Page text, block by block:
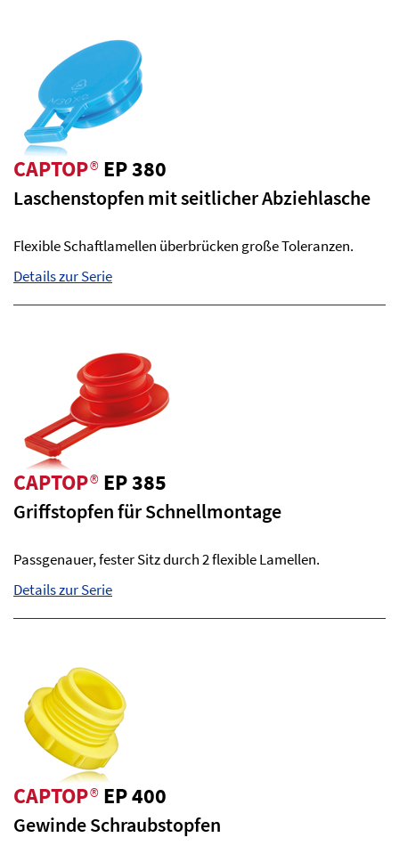
CAPTOP®EP 380
Laschenstopfen mit seitlicher Abziehlasche
Flexible Schaftlamellen überbrücken große Toleranzen.
Details zur Serie
CAPTOP®EP 385
Griffstopfen für Schnellmontage
Passgenauer, fester Sitz durch 2 flexible Lamellen.
Details zur Serie
CAPTOP®EP 400
Gewinde Schraubstopfen